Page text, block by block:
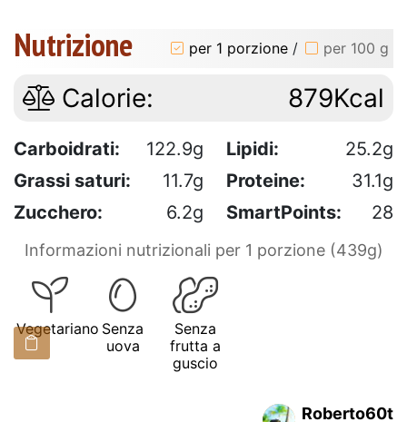
Nutrizione per 1 porzione / per 100 g
Calorie: 879Kcal
Carboidrati: 122.9g Lipidi:
25.2g
Grassi saturi:
11.7g Proteine:
31.1g
Zucchero:
6.2g SmartPoints: 28
Informazioni nutrizionali per 1 porzione (439g)
Vegetariano Senza
uova
Senza
frutta a
guscio
Roberto60t